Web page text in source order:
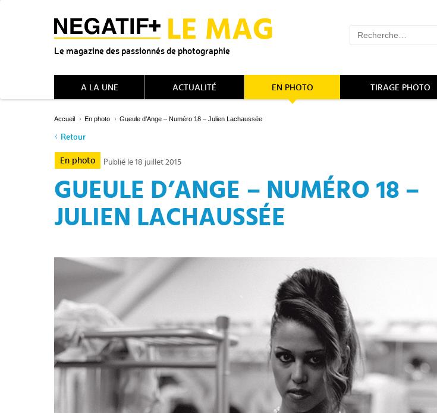
Le magazine des passionnés de photographie
A LA UNE ACTUALITÉ EN PHOTO TIRAGE PHOTO
Accueil En photo Gueule d’Ange – Numéro 18 – Julien Lachaussée
Retour
En photo Publié le 18 juillet 2015
GUEULE D’ANGE – NUMÉRO 18 –
JULIEN LACHAUSSÉE